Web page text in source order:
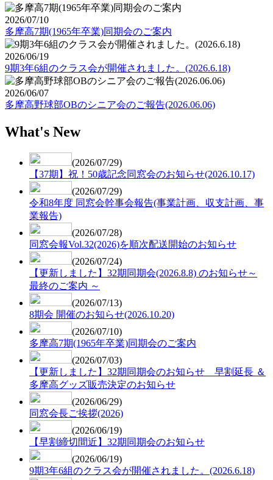
2026/07/10
多摩高7期(1965年卒業)同期会のご案内
2026/06/19
​9期3年6組のクラス会が開催されました。(2026.6.18)
2026/06/07
多摩高野球部OBのシニア会のご報告(2026.06.06)
What's New
(2026/07/29)
【37期】祝！50歳記念同窓会のお知らせ(2026.10.17)
(2026/07/29)
令和8年度 同窓会幹事会報告(事業計画、収支計画、事
業報告)
(2026/07/28)
同窓会報Vol.32(2026)を順次配送開始のお知らせ
(2026/07/24)
【更新しました】32期同期会(2026.8.8) のお知らせ～
最終のご案内 ～
(2026/07/13)
8期会 開催のお知らせ(2026.10.20)
(2026/07/10)
多摩高7期(1965年卒業)同期会のご案内
(2026/07/03)
【更新しました】32期同期会のお知らせ 早割延長 ＆
多摩高グッズ販売決定のお知らせ
(2026/06/29)
同窓会長ご挨拶(2026)
(2026/06/19)
【早割締切間近】32期同期会のお知らせ
(2026/06/19)
​9期3年6組のクラス会が開催されました。(2026.6.18)